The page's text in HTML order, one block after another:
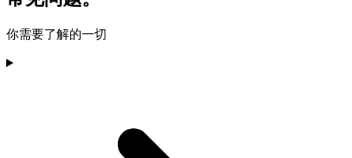
你需要了解的一切